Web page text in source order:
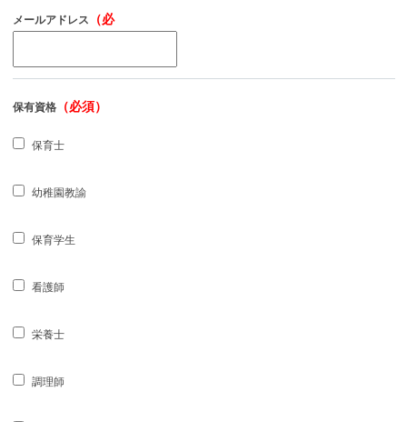
メールアドレス （必
保有資格（必須）
保育士
幼稚園教諭
保育学生
看護師
栄養士
調理師